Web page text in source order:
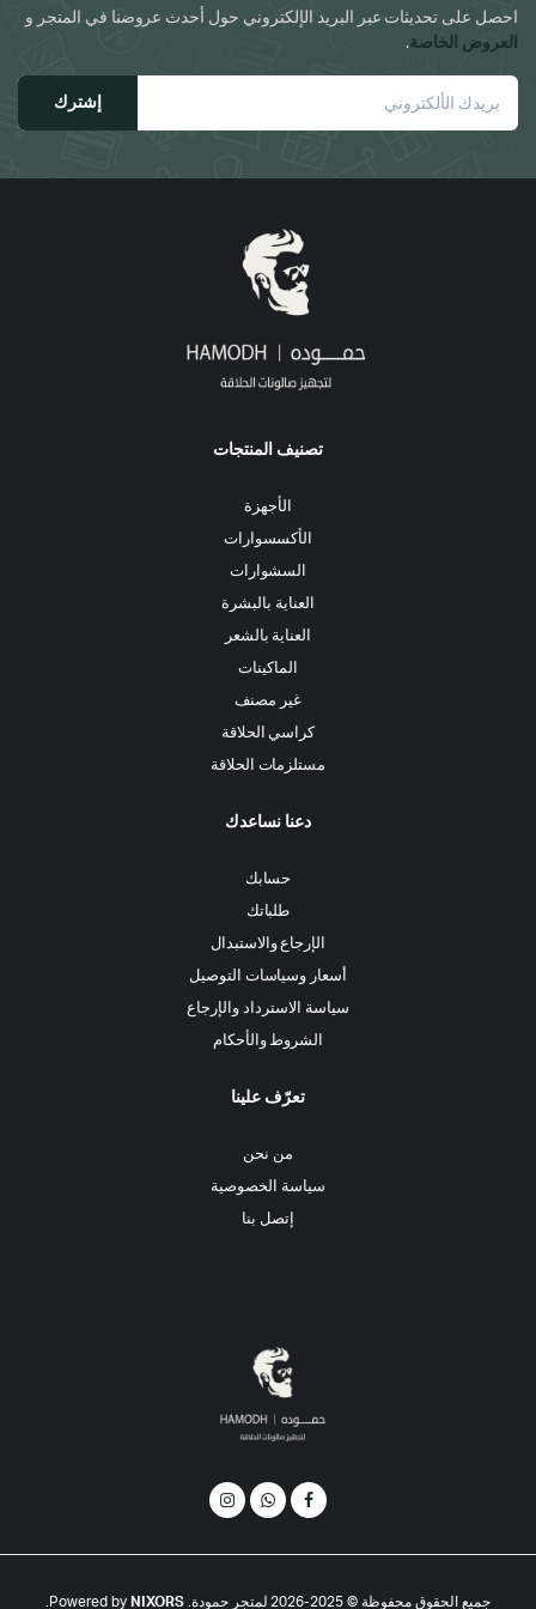
صفحة
المنتج
احصل على تحديثات عبر البريد الإلكتروني حول أحدث عروضنا في المتجر و
العروض الخاصة.
إشترك
تصنيف المنتجات
الأجهزة
الأكسسوارات
السشوارات
العناية بالبشرة
العناية بالشعر
الماكينات
غير مصنف
كراسي الحلاقة
مستلزمات الحلاقة
دعنا نساعدك
حسابك
طلباتك
الإرجاع والاستبدال
أسعار وسياسات التوصيل
سياسة الاسترداد والإرجاع
الشروط والأحكام
تعرّف علينا
من نحن
سياسة الخصوصية
إتصل بنا
جميع الحقوق محفوظة © 2025-2026 لمتجر حمودة. Powered by NIXORS